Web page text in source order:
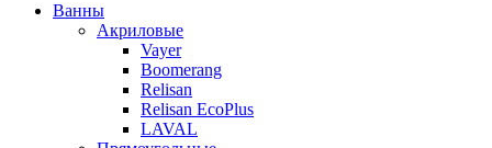
Ванны
Акриловые
Vayer
Boomerang
Relisan
Relisan EcoPlus
LAVAL